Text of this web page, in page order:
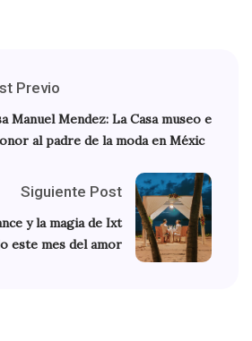
Previo
Manuel Mendez: La Casa museo e
al padre de la moda en Méxic
Siguiente Post
y la magia de Ixt
este mes del amor